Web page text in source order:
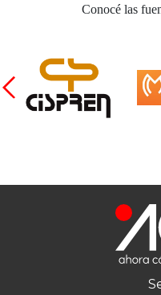
Conocé las